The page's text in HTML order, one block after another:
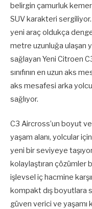
belirgin çamurluk
SUV karakteri
yeni araç oldukça
metre uzunluğa ulaşan
sağlayan Yeni Citroen
sınıfının en uzun aks
aks mesafesi arka
sağlıyor.
C3 Aircross’un boyut
yaşam alanı, yolcular
yeni bir seviyeye
kolaylaştıran çözümler
işlevsel iç hacmine
kompakt dış boyutlara
güven verici ve yaşamı